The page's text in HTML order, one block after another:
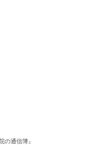
の通信簿』